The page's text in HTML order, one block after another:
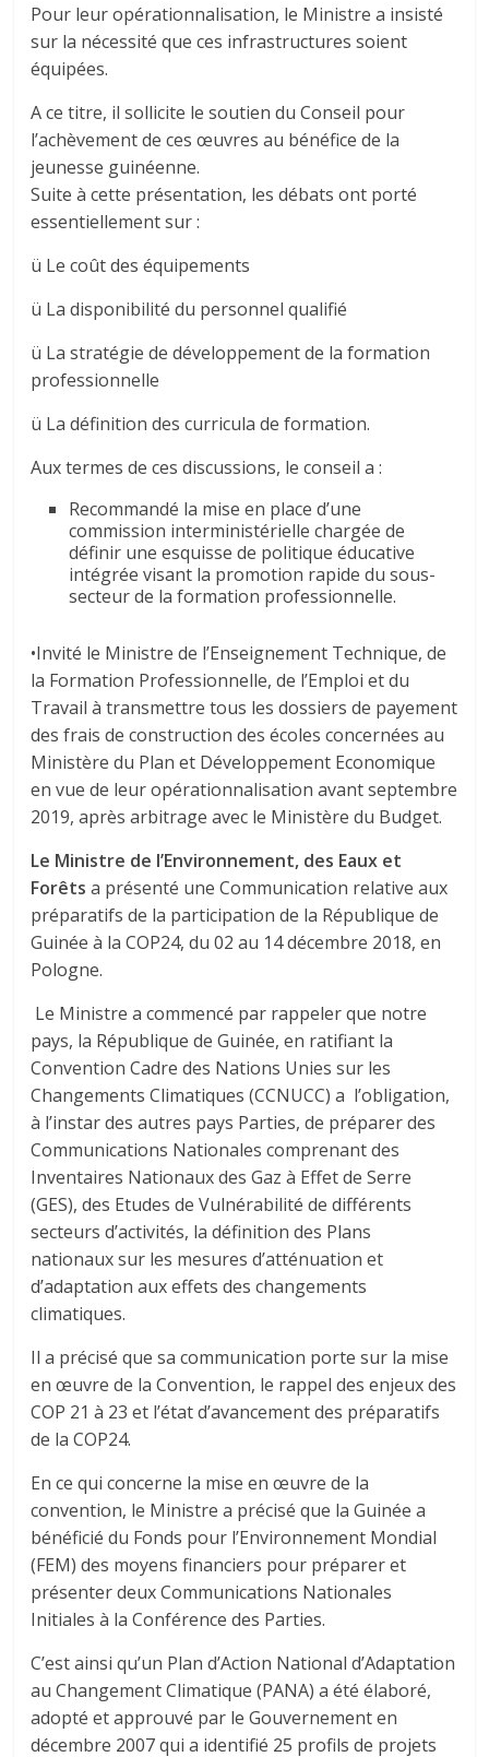
Pour leur opérationnalisation, le Ministre a insisté
sur la nécessité que ces infrastructures soient
équipées.
A ce titre, il sollicite le soutien du Conseil pour
l’achèvement de ces œuvres au bénéfice de la
jeunesse guinéenne.
Suite à cette présentation, les débats ont porté
essentiellement sur :
ü Le coût des équipements
ü La disponibilité du personnel qualifié
ü La stratégie de développement de la formation
professionnelle
ü La définition des curricula de formation.
Aux termes de ces discussions, le conseil a :
Recommandé la mise en place d’une
commission interministérielle chargée de
définir une esquisse de politique éducative
intégrée visant la promotion rapide du sous-
secteur de la formation professionnelle.
•Invité le Ministre de l’Enseignement Technique, de
la Formation Professionnelle, de l’Emploi et du
Travail à transmettre tous les dossiers de payement
des frais de construction des écoles concernées au
Ministère du Plan et Développement Economique
en vue de leur opérationnalisation avant septembre
2019, après arbitrage avec le Ministère du Budget.
Le Ministre de l’Environnement, des Eaux et
Forêtsa présenté une Communication relative aux
préparatifs de la participation de la République de
Guinée à la COP24, du 02 au 14 décembre 2018, en
Pologne.
Le Ministre a commencé par rappeler que notre
pays, la République de Guinée, en ratifiant la
Convention Cadre des Nations Unies sur les
Changements Climatiques (CCNUCC) a l’obligation,
à l’instar des autres pays Parties, de préparer des
Communications Nationales comprenant des
Inventaires Nationaux des Gaz à Effet de Serre
(GES), des Etudes de Vulnérabilité de différents
secteurs d’activités, la définition des Plans
nationaux sur les mesures d’atténuation et
d’adaptation aux effets des changements
climatiques.
Il a précisé que sa communication porte sur la mise
en œuvre de la Convention, le rappel des enjeux des
COP 21 à 23 et l’état d’avancement des préparatifs
de la COP24.
En ce qui concerne la mise en œuvre de la
convention, le Ministre a précisé que la Guinée a
bénéficié du Fonds pour l’Environnement Mondial
(FEM) des moyens financiers pour préparer et
présenter deux Communications Nationales
Initiales à la Conférence des Parties.
C’est ainsi qu’un Plan d’Action National d’Adaptation
au Changement Climatique (PANA) a été élaboré,
adopté et approuvé par le Gouvernement en
décembre 2007 qui a identifié 25 profils de projets